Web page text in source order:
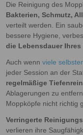
Die Reinigung des
Bakterien, Schmutz,
verteilt werden. Ein
bessere Hygiene,
die Lebensdauer
Auch wenn viele
jeder Session an der
regelmäßige
Ablagerungen zu
Moppköpfe nicht richtig
Verringerte
verlieren ihre